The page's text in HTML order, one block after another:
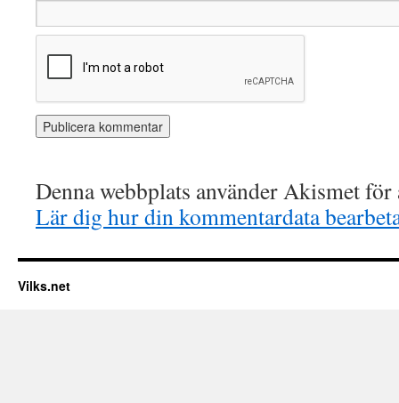
Denna webbplats använder Akismet
Lär dig hur din kommentardata
Vilks.net